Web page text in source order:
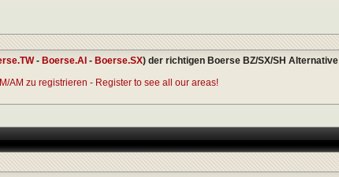
- Boerse.AI - Boerse.SX) der richtigen Boerse BZ/SX/SH Alternative
AM zu registrieren - Register to see all our areas!